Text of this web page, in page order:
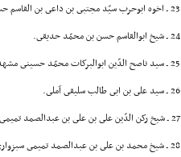
23 ـ اخوه ابوحرب سیّد مجتبى بن داعى بن القاسم حسنى رازى.
24 ـ شیخ ابوالقاسم حسن بن محمّد حدیقى.
25 ـ سید ناصح الدّین ابوالبرکات محمّد حسینى مشهدى.
26 ـ سید على بن ابى طالب سلیقى آملى.
27 ـ شیخ رکن الدّین على بن على بن عبدالصمد تمیمى سبزوارى.
28 ـ شیخ محمد بن على بن عبدالصمد تمیمى سبزوارى.